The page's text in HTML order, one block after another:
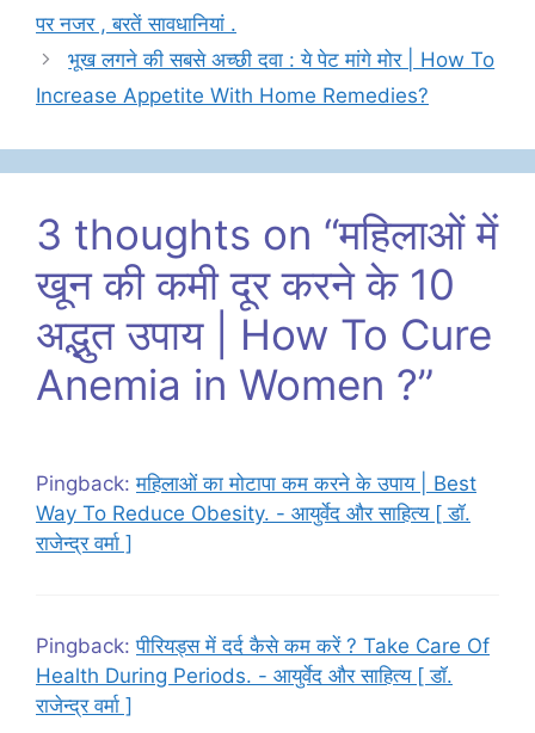
पर नजर , बरतें सावधानियां .
भूख लगने की सबसे अच्छी दवा : ये पेट मांगे मोर | How To
Increase Appetite With Home Remedies?
3 thoughts on “महिलाओं में
खून की कमी दूर करने के 10
अद्भुत उपाय | How To Cure
Anemia in Women ?”
Pingback:महिलाओं का मोटापा कम करने के उपाय | Best
Way To Reduce Obesity. - आयुर्वेद और साहित्य [ डॉ.
राजेन्द्र वर्मा ]
Pingback:पीरियड्स में दर्द कैसे कम करें ? Take Care Of
Health During Periods. - आयुर्वेद और साहित्य [ डॉ.
राजेन्द्र वर्मा ]